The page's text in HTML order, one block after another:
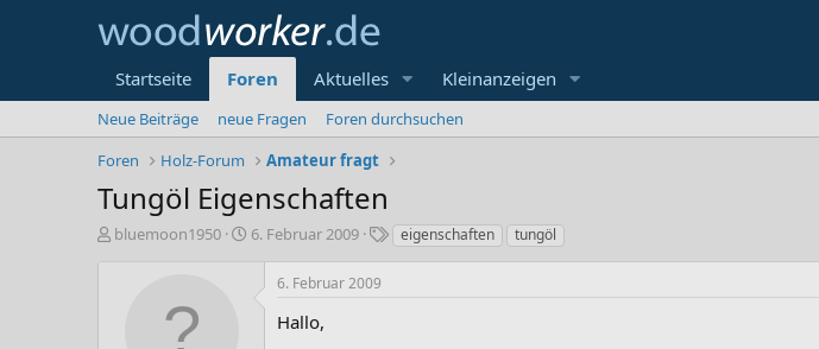
Startseite Foren Aktuelles Kleinanzeigen
Neue Beiträge neue Fragen
Foren durchsuchen
Foren
Holz-Forum Amateur fragt
Tungöl Eigenschaften
E
bluemoon1950
E
6. Februar 2009
Seigenschaften tungöl
6. Februar 2009
Hallo,